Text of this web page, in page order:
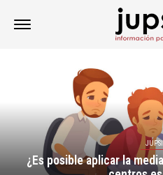
¿Es posible aplicar la